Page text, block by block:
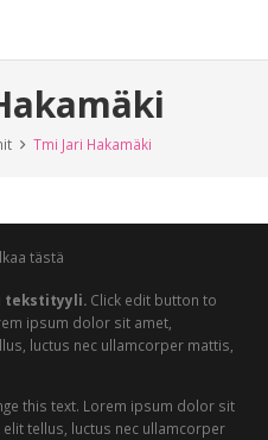
Tmi Jari Hakamäki
tästä
tekstityyli.Click edit button to
ipsum dolor sit amet,
luctus nec ullamcorper mattis,
this text. Lorem ipsum dolor sit
tellus, luctus nec ullamcorper